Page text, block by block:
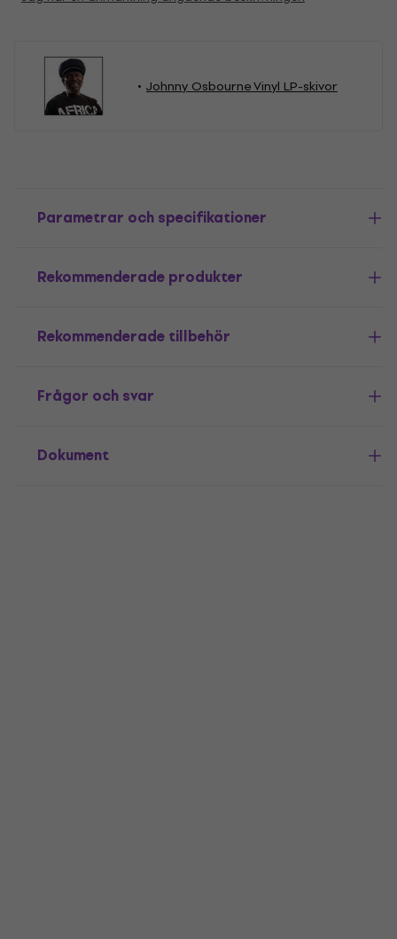
Johnny Osbourne Vinyl LP-skivor
Parametrar och specifikationer
Rekommenderade produkter
Rekommenderade tillbehör
Frågor och svar
Dokument